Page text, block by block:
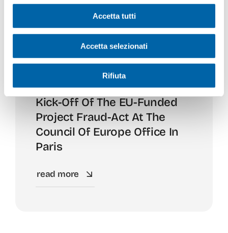
Accetta tutti
Accetta selezionati
Rifiuta
Kick-Off Of The EU-Funded
Project Fraud-Act At The
Council Of Europe Office In
Paris
read more